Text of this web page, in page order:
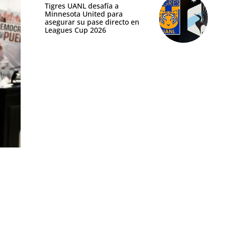
Tigres UANL desafía a
Minnesota United para
asegurar su pase directo en
Leagues Cup 2026